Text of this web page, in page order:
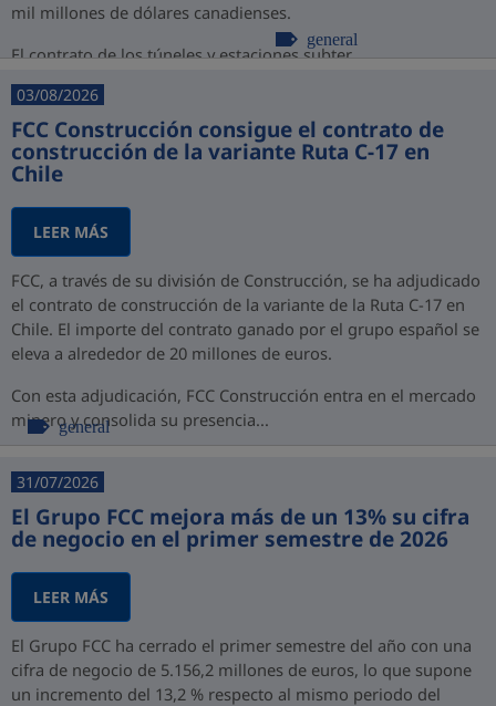
mil millones de dólares canadienses.
El contrato de los túneles y estaciones subter...
general
03/08/2026
FCC Construcción consigue el contrato de
construcción de la variante Ruta C-17 en
Chile
LEER MÁS
FCC, a través de su división de Construcción, se ha adjudicado
el contrato de construcción de la variante de la Ruta C-17 en
Chile. El importe del contrato ganado por el grupo español se
eleva a alrededor de 20 millones de euros.
Con esta adjudicación, FCC Construcción entra en el mercado
minero y consolida su presencia...
general
31/07/2026
El Grupo FCC mejora más de un 13% su cifra
de negocio en el primer semestre de 2026
LEER MÁS
El Grupo FCC ha cerrado el primer semestre del año con una
cifra de negocio de 5.156,2 millones de euros, lo que supone
un incremento del 13,2 % respecto al mismo periodo del